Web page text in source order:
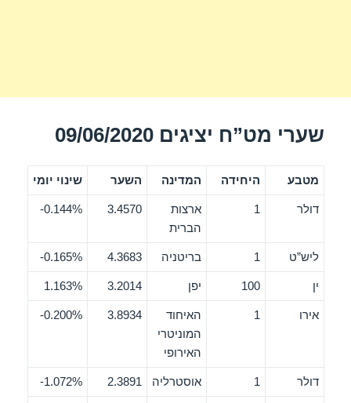
שערי מט”ח יציגים 09/06/2020
מטבע היחידה המדינה השער שינוי יומי
דולר 1
ארצות
הברית
3.4570
0.144%-
ליש”ט 1 בריטניה 4.3683
0.165%-
ין 100 יפן 3.2014
1.163%
אירו 1
האיחוד
המוניטרי
האירופי
3.8934
0.200%-
דולר 1 אוסטרליה 2.3891
1.072%-